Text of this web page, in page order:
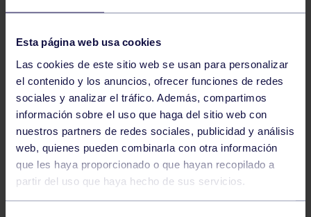
Esta página web usa cookies
Las cookies de este sitio web se usan para personalizar
el contenido y los anuncios, ofrecer funciones de redes
sociales y analizar el tráfico. Además, compartimos
información sobre el uso que haga del sitio web con
nuestros partners de redes sociales, publicidad y análisis
web, quienes pueden combinarla con otra información
que les haya proporcionado o que hayan recopilado a
partir del uso que haya hecho de sus servicios.
NOTICIAS RELACIONADAS
Tenis 05 Ago 2026
VII TORNEO ABANCA